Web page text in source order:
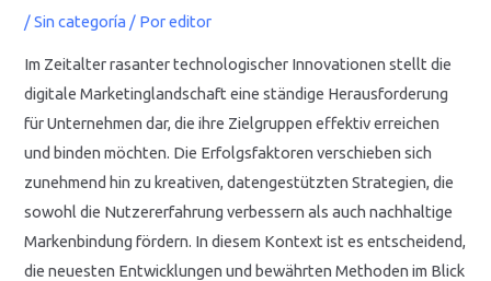
/Sin categoría / Poreditor
Im Zeitalter rasanter technologischer Innovationen stellt die
digitale Marketinglandschaft eine ständige Herausforderung
für Unternehmen dar, die ihre Zielgruppen effektiv erreichen
und binden möchten. Die Erfolgsfaktoren verschieben sich
zunehmend hin zu kreativen, datengestützten Strategien, die
sowohl die Nutzererfahrung verbessern als auch nachhaltige
Markenbindung fördern. In diesem Kontext ist es entscheidend,
die neuesten Entwicklungen und bewährten Methoden im Blick